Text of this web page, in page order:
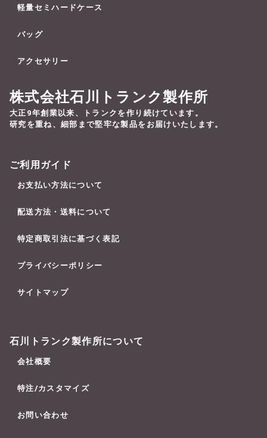
軽量セミハードケース
バッグ
アクセサリー
株式会社石川トランク製作所
大正9年創業以来、トランクを作り続けています。
研究を重ね、細部まで堅牢な製品をお届けいたします。
ご利用ガイド
お支払い方法について
配送方法・送料について
特定商取引法に基づく表記
プライバシーポリシー
サイトマップ
石川トランク製作所について
会社概要
特注/カスタマイズ
お問い合わせ